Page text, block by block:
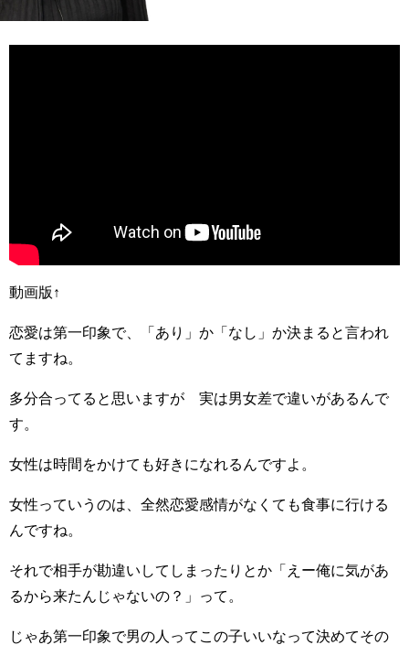
動画版↑
恋愛は第一印象で、「あり」か「なし」か決まると言われ
てますね。
多分合ってると思いますが 実は男女差で違いがあるんで
す。
女性は時間をかけても好きになれるんですよ。
女性っていうのは、全然恋愛感情がなくても食事に行ける
んですね。
それで相手が勘違いしてしまったりとか「えー俺に気があ
るから来たんじゃないの？」って。
じゃあ第一印象で男の人ってこの子いいなって決めてその